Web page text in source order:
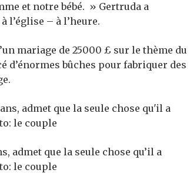
et notre bébé. » Gertruda a
l’église – à l’heure.
mariage de 25000 £ sur le thème du
d’énormes bûches pour fabriquer des
admet que la seule chose qu’il a
le couple